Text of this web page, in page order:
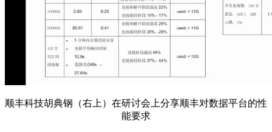
顺丰科技胡典钢（右上）在研讨会上分享顺丰对数据平台的性
能要求